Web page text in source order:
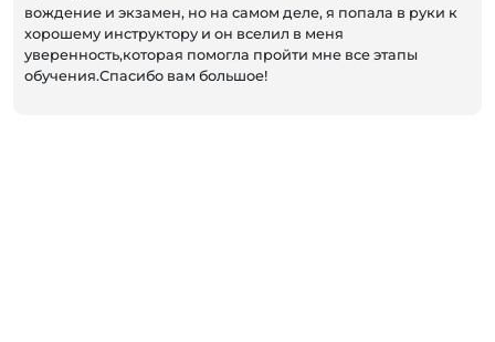
вождение и экзамен, но на самом деле, я попала в руки к
хорошему инструктору и он вселил в меня
уверенность,которая помогла пройти мне все этапы
обучения.Спасибо вам большое!